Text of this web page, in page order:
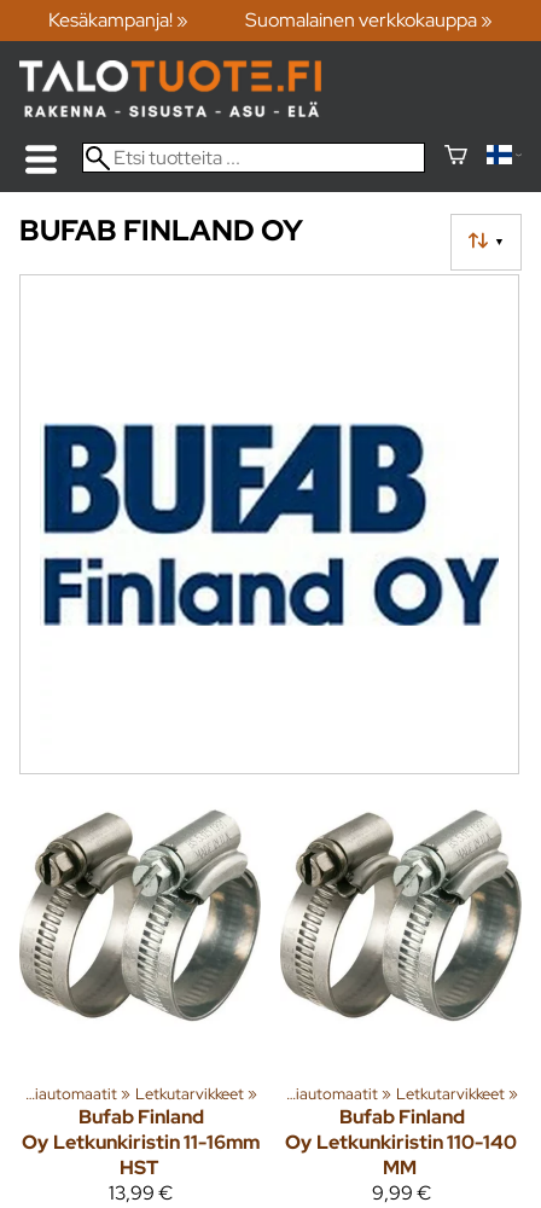
Kesäkampanja! » Suomalainen verkkokauppa »
▼
BUFAB FINLAND OY
Pumput ja vesiautomaatit‪» Letkutarvikkeet‪»
Bufab Finland
Oy Letkunkiristin 11-16mm
HST
13,99 €
‪»Kiinteistötarvikkeet‪» Pumput ja vesiautomaatit‪» Letkutarvikkeet‪»
Bufab Finland
Oy Letkunkiristin 110-140
MM
9,99 €